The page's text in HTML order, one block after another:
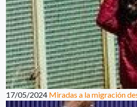
17/05/2024 Miradas a la migración